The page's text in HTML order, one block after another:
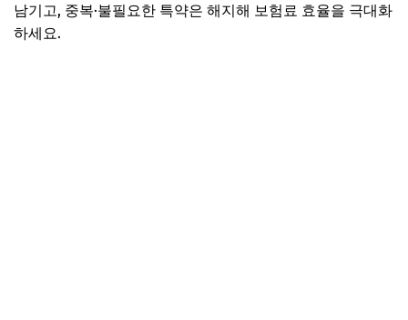
남기고, 중복·불필요한 특약은 해지해 보험료 효율을 극대화
하세요.